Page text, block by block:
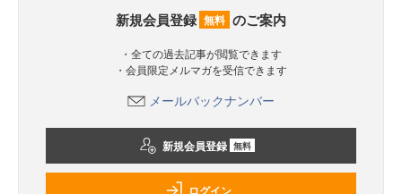
新規会員登録 無料 のご案内
・全ての過去記事が閲覧できます
・会員限定メルマガを受信できます
メールバックナンバー
新規会員登録 無料
ログイン